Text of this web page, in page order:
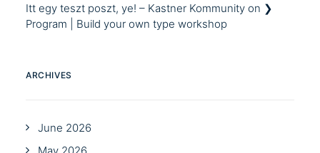
Itt egy teszt poszt, ye! – Kastner Kommunity on ❯
Program | Build your own type workshop
ARCHIVES
June 2026